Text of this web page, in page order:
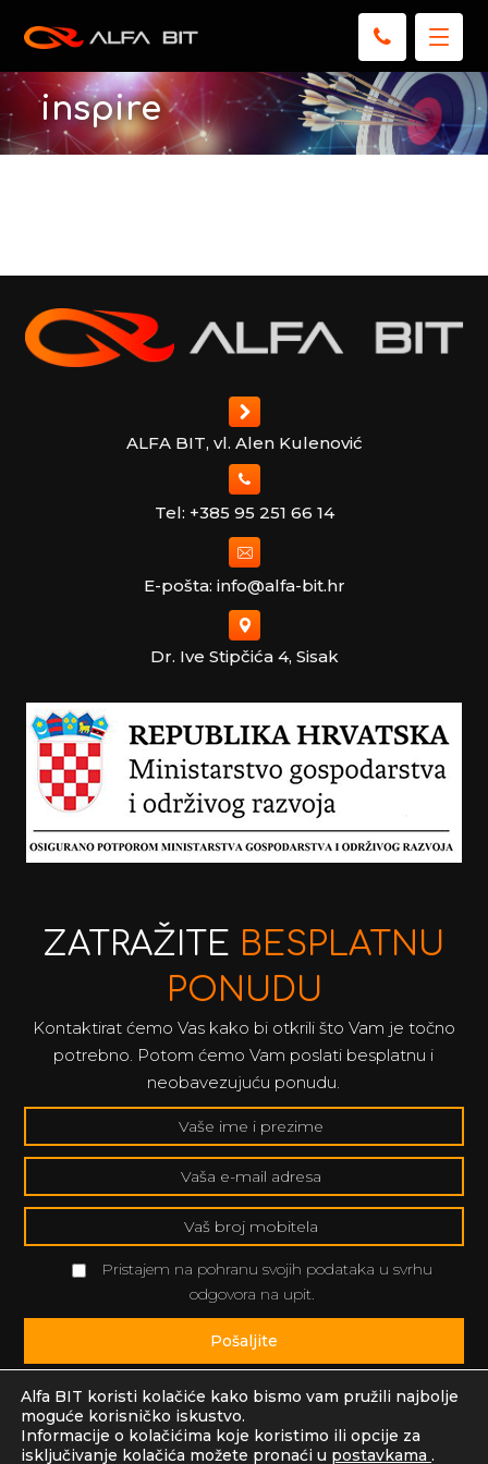
inspire
ALFA BIT, vl. Alen Kulenović
Tel: +385 95 251 66 14
E-pošta: info@alfa-bit.hr
Dr. Ive Stipčića 4, Sisak
ZATRAŽITE BESPLATNU
PONUDU
Kontaktirat ćemo Vas kako bi otkrili što Vam je točno
potrebno. Potom ćemo Vam poslati besplatnu i
neobavezujuću ponudu.
Pristajem na pohranu svojih podataka u svrhu
odgovora na upit.
Pošaljite
Alfa BIT koristi kolačiće kako bismo vam pružili najbolje
moguće korisničko iskustvo.
Informacije o kolačićima koje koristimo ili opcije za
isključivanje kolačića možete pronaći u postavkama .